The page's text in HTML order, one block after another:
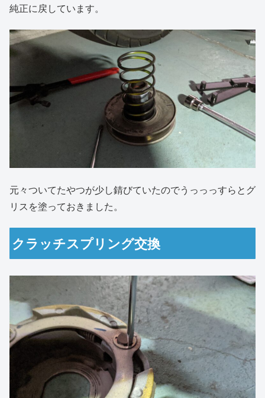
純正に戻しています。
元々ついてたやつが少し錆びていたのでうっっっすらとグ
リスを塗っておきました。
クラッチスプリング交換